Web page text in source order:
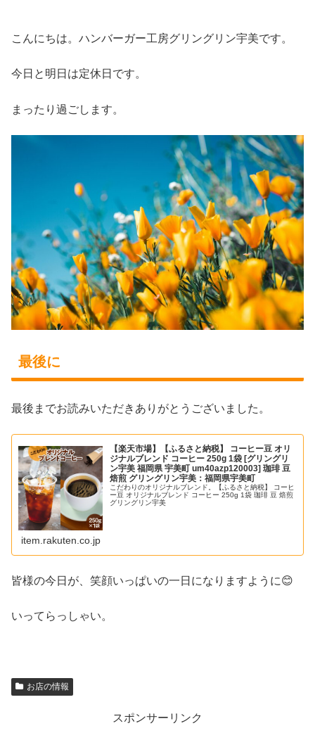
こんにちは。ハンバーガー工房グリングリン宇美です。
今日と明日は定休日です。
まったり過ごします。
最後に
最後までお読みいただきありがとうございました。
【楽天市場】【ふるさと納税】 コーヒー豆 オリ
ジナルブレンド コーヒー 250g 1袋 [グリングリ
ン宇美 福岡県 宇美町 um40azp120003] 珈琲 豆
焙煎 グリングリン宇美：福岡県宇美町
こだわりのオリジナルブレンド。【ふるさと納税】 コーヒ
ー豆 オリジナルブレンド コーヒー 250g 1袋 珈琲 豆 焙煎
グリングリン宇美
item.rakuten.co.jp
皆様の今日が、笑顔いっぱいの一日になりますように😊
いってらっしゃい。
お店の情報
スポンサーリンク